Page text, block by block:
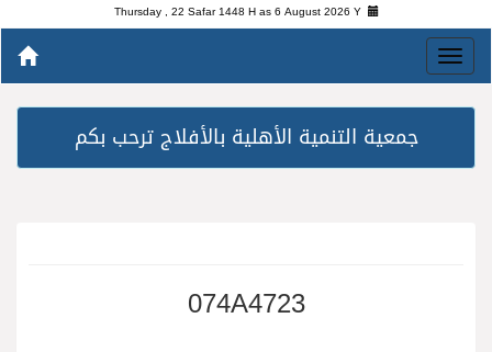
Thursday , 22 Safar 1448 H as6 August 2026 Y
جمعية التنمية الأهلية بالأفلاج ترحب بكم
074A4723